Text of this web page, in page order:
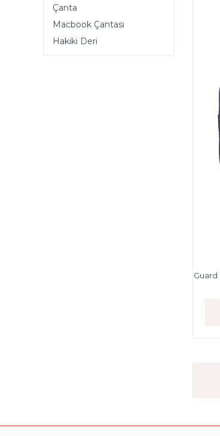
Çanta
Macbook Çantası
Hakiki Deri
Guard